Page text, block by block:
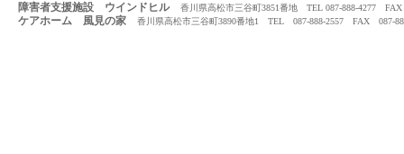
障害者支援施設 ウインドヒル 香川県高松市三谷町3851番地 TEL 087-888-4277 FAX
ケアホーム 風見の家 香川県高松市三谷町3890番地1 TEL 087-888-2557 FAX 087-